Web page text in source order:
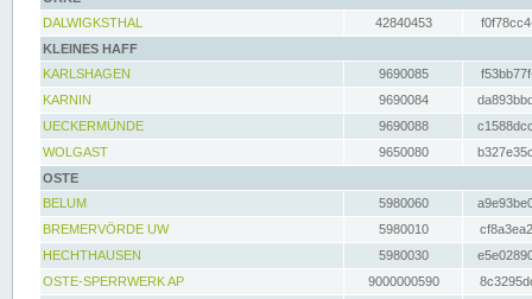
DALWIGKSTHAL
42840453
KLEINES HAFF
KARLSHAGEN
9690085
KARNIN
9690084
UECKERMÜNDE
9690088
WOLGAST
9650080
OSTE
BELUM
5980060
BREMERVÖRDE UW
5980010
HECHTHAUSEN
5980030
OSTE-SPERRWERK AP
9000000590